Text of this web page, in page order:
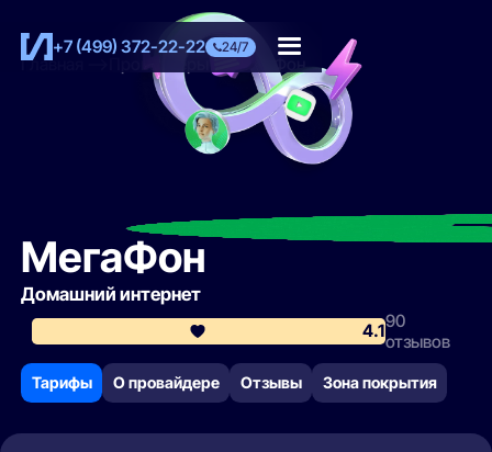
+7 (499) 372-22-22 24/7
Главная МегаФон
МегаФон
Домашний интернет
4.190
отзывов
Тарифы О провайдере Отзывы Зона покрытия